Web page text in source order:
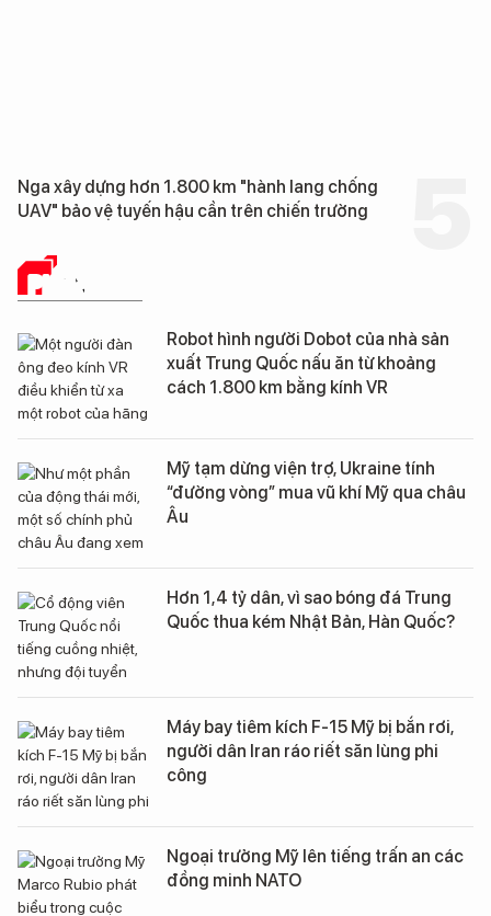
Nga xây dựng hơn 1.800 km "hành lang chống
UAV" bảo vệ tuyến hậu cần trên chiến trường
PHÂN TÍCH
Robot hình người Dobot của nhà sản
xuất Trung Quốc nấu ăn từ khoảng
cách 1.800 km bằng kính VR
Mỹ tạm dừng viện trợ, Ukraine tính
“đường vòng” mua vũ khí Mỹ qua châu
Âu
Hơn 1,4 tỷ dân, vì sao bóng đá Trung
Quốc thua kém Nhật Bản, Hàn Quốc?
Máy bay tiêm kích F-15 Mỹ bị bắn rơi,
người dân Iran ráo riết săn lùng phi
công
Ngoại trưởng Mỹ lên tiếng trấn an các
đồng minh NATO